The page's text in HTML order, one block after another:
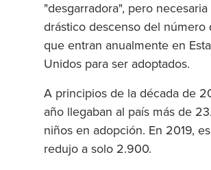
"desgarradora", pero
drástico descenso del número
que entran anualmente en
Unidos para ser adoptados.
A principios de la década de
año llegaban al país más de
niños en adopción. En 2019,
redujo a solo 2.900.